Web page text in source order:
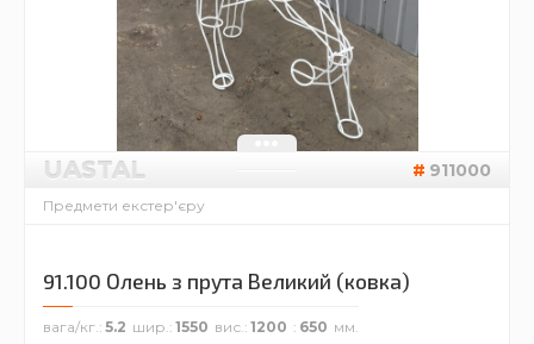
UASTAL 911000
Предмети екстер'єру
91.100 Олень з прута Великий (ковка)
вага/кг. 5.2 шир. 1550 вис. 1200 650